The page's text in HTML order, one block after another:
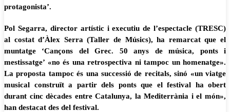
protagonista’.
Pol Segarra, director artístic i executiu de l’espectacle (TRESC)
al costat d’Àlex Serra (Taller de Músics), ha remarcat que el
muntatge ‘Cançons del Grec. 50 anys de música, ponts i
mestissatge’ «no és una retrospectiva ni tampoc un homenatge».
La proposta tampoc és una successió de recitals, sinó «un viatge
musical construït a partir dels ponts que el festival ha obert
durant cinc dècades entre Catalunya, la Mediterrània i el món»,
han destacat des del festival.